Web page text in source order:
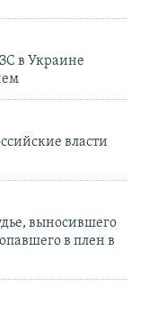
в Украине
власти
выносившего
в плен в